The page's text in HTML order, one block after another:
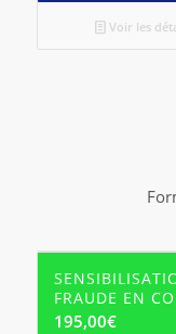
Voir les
FRAUDE EN
195,00€